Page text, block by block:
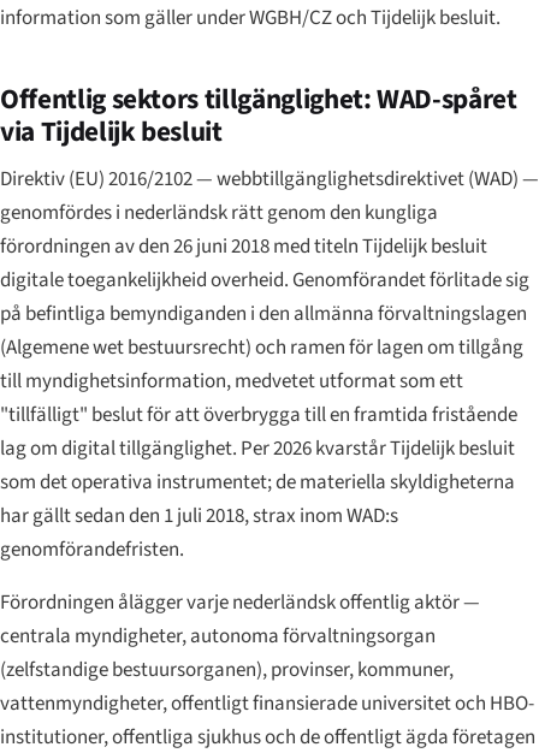
information som gäller under WGBH/CZ och Tijdelijk besluit.
Offentlig sektors tillgänglighet: WAD-spåret
via Tijdelijk besluit
Direktiv (EU) 2016/2102 — webbtillgänglighetsdirektivet (WAD) —
genomfördes i nederländsk rätt genom den kungliga
förordningen av den 26 juni 2018 med titelnTijdelijk besluit
digitale toegankelijkheid overheid. Genomförandet förlitade sig
på befintliga bemyndiganden i den allmänna förvaltningslagen
(Algemene wet bestuursrecht) och ramen för lagen om tillgång
till myndighetsinformation, medvetet utformat som ett
"tillfälligt" beslut för att överbrygga till en framtida fristående
lag om digital tillgänglighet. Per 2026 kvarstår Tijdelijk besluit
som det operativa instrumentet; de materiella skyldigheterna
har gällt sedan den 1 juli 2018, strax inom WAD:s
genomförandefristen.
Förordningen ålägger varje nederländsk offentlig aktör —
centrala myndigheter, autonoma förvaltningsorgan
(zelfstandige bestuursorganen), provinser, kommuner,
vattenmyndigheter, offentligt finansierade universitet och HBO-
institutioner, offentliga sjukhus och de offentligt ägda företagen